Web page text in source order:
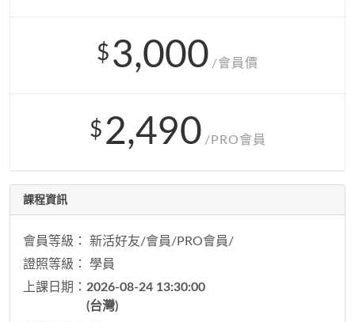
$ 3,000 /會員價
$ 2,490 /PRO會員
課程資訊
會員等級： 新活好友/會員/PRO會員/
證照等級： 學員
上課日期： 2026-08-24 13:30:00
(台灣)